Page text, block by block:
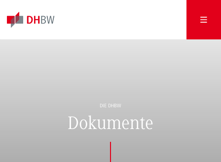
DIE DHBW
Dokumente